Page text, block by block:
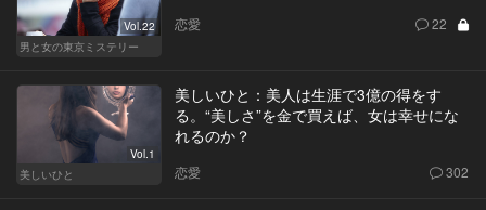
Vol.22
男と女の東京ミステリー
恋愛 22
Vol.1
美しいひと
美しいひと：美人は生涯で3億の得をす
る。“美しさ”を金で買えば、女は幸せにな
れるのか？
恋愛 302